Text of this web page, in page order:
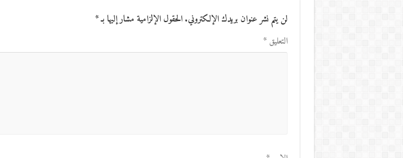
لن يتم نشر عنوان بريدك الإلكتروني. الحقول الإلزامية مشار إليها بـ*
التعليق*